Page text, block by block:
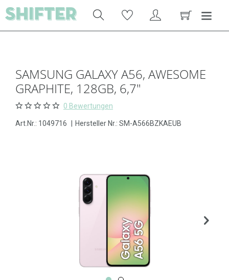
SAMSUNG GALAXY A56, AWESOME
GRAPHITE, 128GB, 6,7"
0 Bewertungen
Art.Nr.: 1049716 Hersteller Nr.: SM-A566BZKAEUB